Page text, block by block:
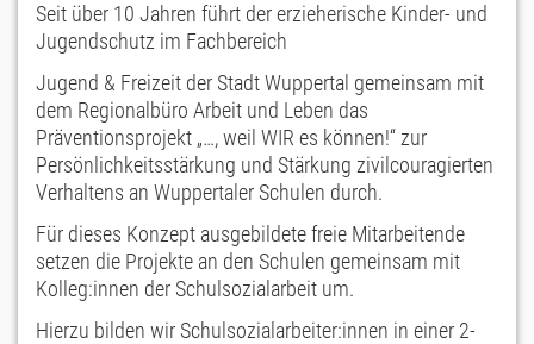
Seit über 10 Jahren führt der erzieherische Kinder- und
Jugendschutz im Fachbereich
Jugend & Freizeit der Stadt Wuppertal gemeinsam mit
dem Regionalbüro Arbeit und Leben das
Präventionsprojekt „…, weil WIR es können!“ zur
Persönlichkeitsstärkung und Stärkung zivilcouragierten
Verhaltens an Wuppertaler Schulen durch.
Für dieses Konzept ausgebildete freie Mitarbeitende
setzen die Projekte an den Schulen gemeinsam mit
Kolleg:innen der Schulsozialarbeit um.
Hierzu bilden wir Schulsozialarbeiter:innen in einer 2-